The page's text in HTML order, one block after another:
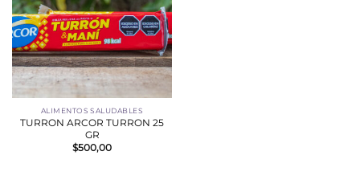
ALIMENTOS SALUDABLES
TURRON ARCOR TURRON 25
GR
$500,00